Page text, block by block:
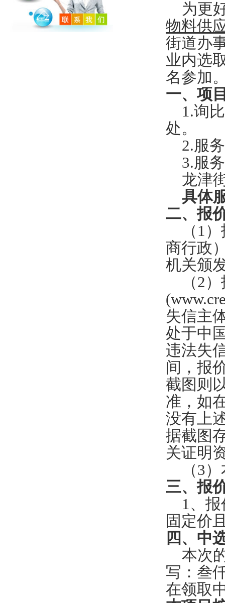
为更
物料供
街道办
业内选
名参加
一、项
1.询
处。
2.服
3.服
龙津
具体
二、报
（ 1）
商行政
机关颁
（2 ）
失信主
处于中
违法失
间，报
截图则
准，如
没有上
据截图
关证明
（3）
三、报
1、 报
固定价
四 、中
本次
写： 叁
在领取